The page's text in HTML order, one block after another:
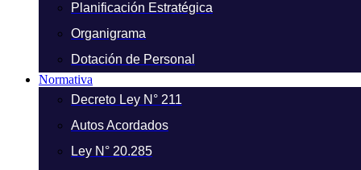
Planificación Estratégica
Organigrama
Dotación de Personal
Normativa
Decreto Ley N° 211
Autos Acordados
Ley N° 20.285